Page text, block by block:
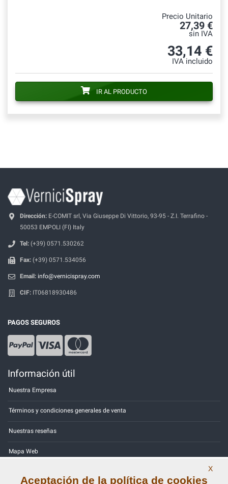
Precio Unitario
27,39 €
sin IVA
33,14 €
IVA incluido
IR AL PRODUCTO
Dirección: E-COMIT srl, Via Giuseppe Di Vittorio, 93-95 - Z.I. Terrafino -
50053 EMPOLI (FI) Italy
Tel: (+39) 0571.530262
Fax: (+39) 0571.534056
Email: info@vernicispray.com
CIF: IT06818930486
PAGOS SEGUROS
Información útil
Nuestra Empresa
Términos y condiciones generales de venta
Nuestras reseñas
Mapa Web
X
Aceptación de la política de cookies